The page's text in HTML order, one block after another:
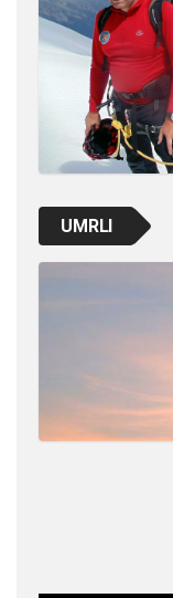
UMRLI